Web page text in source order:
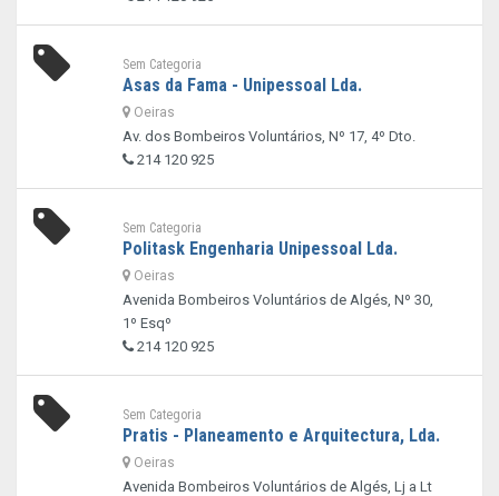
Sem Categoria
Asas da Fama - Unipessoal Lda.
Oeiras
Av. dos Bombeiros Voluntários, Nº 17, 4º Dto.
214 120 925
Sem Categoria
Politask Engenharia Unipessoal Lda.
Oeiras
Avenida Bombeiros Voluntários de Algés, Nº 30,
1º Esqº
214 120 925
Sem Categoria
Pratis - Planeamento e Arquitectura, Lda.
Oeiras
Avenida Bombeiros Voluntários de Algés, Lj a Lt